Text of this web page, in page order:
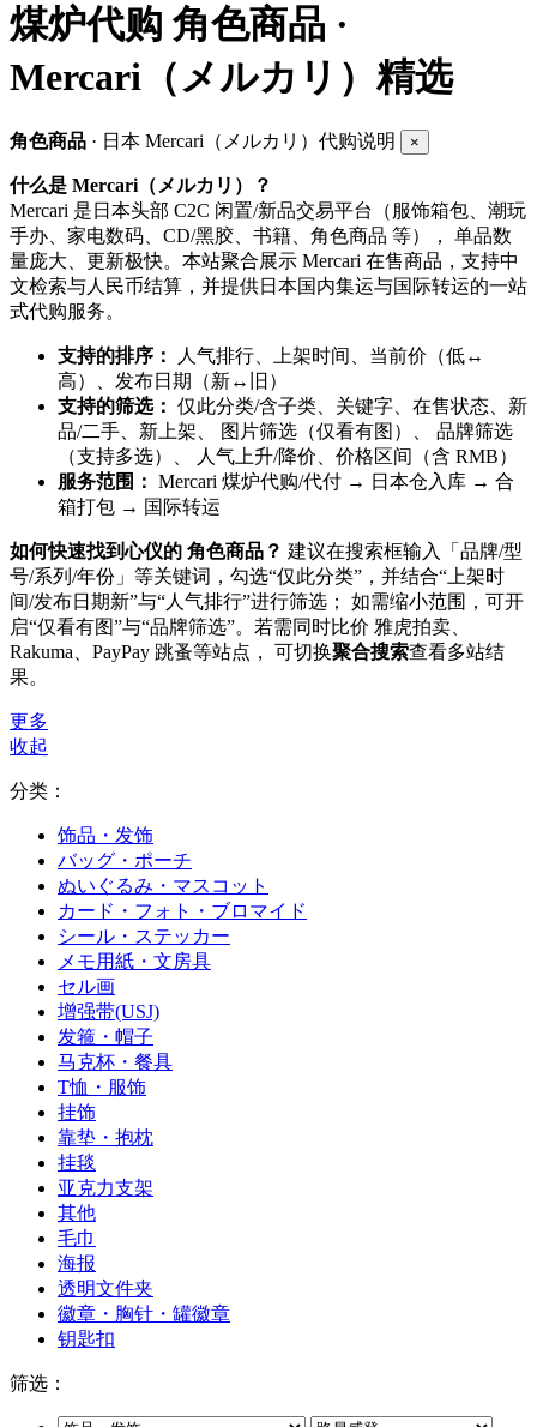
煤炉代购 角色商品 ·
Mercari（メルカリ）精选
角色商品 · 日本 Mercari（メルカリ）代购说明 ×
什么是 Mercari（メルカリ）？
Mercari 是日本头部 C2C 闲置/新品交易平台（服饰箱包、潮玩
手办、家电数码、CD/黑胶、书籍、角色商品 等）， 单品数
量庞大、更新极快。本站聚合展示 Mercari 在售商品，支持中
文检索与人民币结算，并提供日本国内集运与国际转运的一站
式代购服务。
支持的排序：
人气排行、上架时间、当前价（低↔
高）、发布日期（新↔旧）
支持的筛选： 仅此分类/含子类、关键字、在售状态、新
品/二手、 新上架 图片筛选（仅看有图）
品牌筛选
（支持多选）
、 人气上升/降价、价格区间（含 RMB）
服务范围： Mercari 煤炉代购/代付 → 日本仓入库 → 合
箱打包 → 国际转运
如何快速找到心仪的 角色商品？ 建议在搜索框输入「品牌/型
号/系列/年份」等关键词，勾选“仅此分类”，并结合“上架时
间/发布日期新”与“人气排行”进行筛选； 如需缩小范围，可开
启“仅看有图”与“品牌筛选”。若需同时比价 雅虎拍卖、
Rakuma、PayPay 跳蚤等站点， 可切换聚合搜索查看多站结
果。
更多
收起
分类：
饰品・发饰
バッグ・ポーチ
ぬいぐるみ・マスコット
カード・フォト・ブロマイド
シール・ステッカー
メモ用紙・文房具
セル画
增强带(USJ)
发箍・帽子
马克杯・餐具
T恤・服饰
挂饰
靠垫・抱枕
挂毯
亚克力支架
其他
毛巾
海报
透明文件夹
徽章・胸针・罐徽章
钥匙扣
筛选：